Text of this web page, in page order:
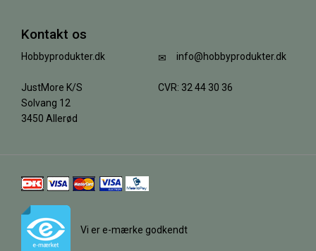
Kontakt os
Hobbyprodukter.dk
JustMore K/S
Solvang 12
3450 Allerød
info@hobbyprodukter.dk
CVR: 32 44 30 36
Vi er e-mærke godkendt